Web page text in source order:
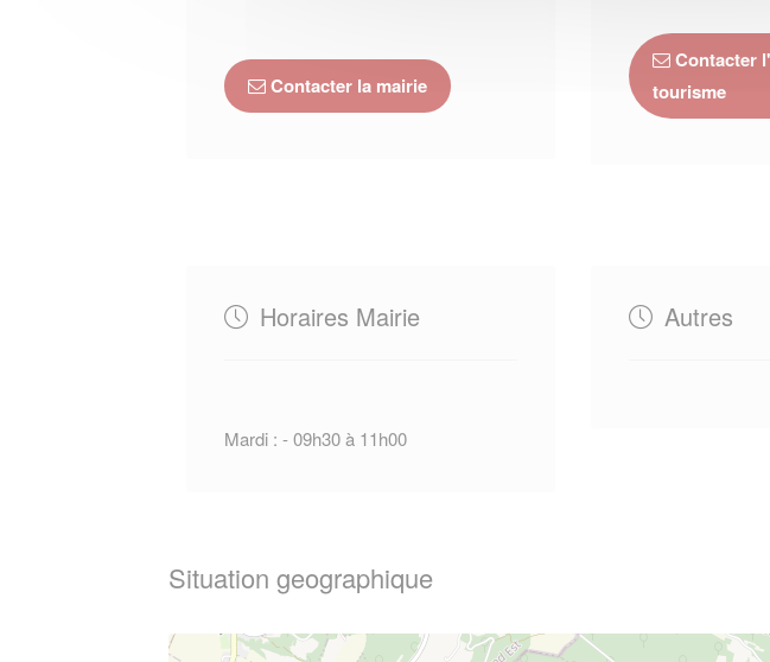
Contacter la mairie
Contacter
tourisme
Horaires Mairie
Mardi : - 09h30 à 11h00
Autres
Situation geographique